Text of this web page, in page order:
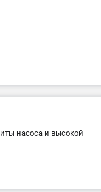
насоса и высокой